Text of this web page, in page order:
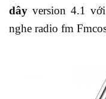
dây version 4.1
nghe radio fm